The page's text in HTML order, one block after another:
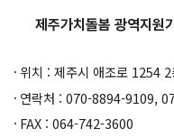
제주가치돌봄 광역지원
위치 : 제주시 애조로 1254
연락처 : 070-8894-9109,
FAX : 064-742-3600